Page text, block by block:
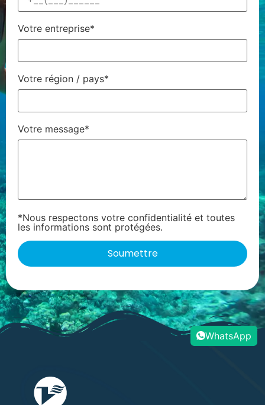
Votre entreprise*
Votre région / pays*
Votre message*
*Nous respectons votre confidentialité et toutes
les informations sont protégées.
WhatsApp